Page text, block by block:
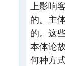
上影响
的。主
的。这
本体论
何种方